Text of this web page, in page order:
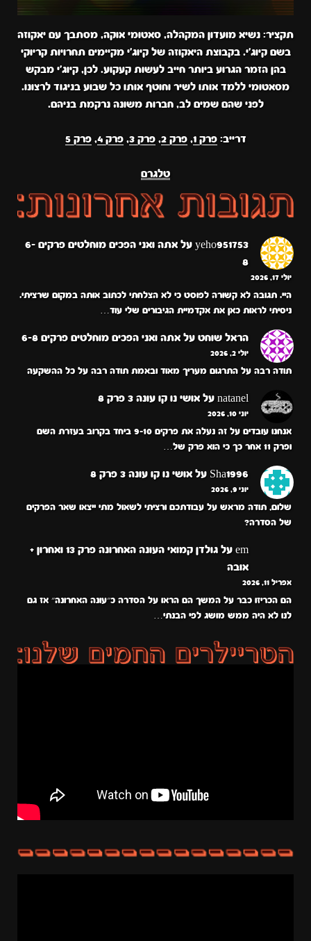
תקציר: נשיא מועדון המקהלה, סאטומי אוקה, מסתבך עם יאקוזה
בשם קיוג'י. בקבוצת היאקוזה של קיוג'י מקיימים תחרויות קריוקי
בהן הזמר הגרוע ביותר חייב לעשות קעקוע. לכן, קיוג'י מבקש
מסאטומי ללמד אותו לשיר וחוטף אותו כל שבוע בניגוד לרצונו.
לפני שהם שמים לב, חברות משונה נרקמת בניהם.
דרייב:פרק 1 ,פרק 2 ,פרק 3 ,פרק 4 ,פרק 5
טלגרם
yeho951753 על
אתה ואני הפכים מוחלטים פרקים 6-
8
יולי 17, 2026
היי. תגובה לא קשורה לפוסט כי לא הצלחתי לכתוב אותה במקום שרציתי.
ניסיתי לראות כאן את אקדמיית הגיבורים שלי עוד…
הראל שוחט על אתה ואני הפכים מוחלטים פרקים 6-8
יולי 2, 2026
תודה רבה על התרגום מעריך מאוד ובאמת תודה רבה על כל ההשקעה
natanel על אושי נו קו עונה 3 פרק 8
יוני 10, 2026
אנחנו עובדים על זה נעלה את פרקים 9-10 ביחד בקרוב בעזרת השם
ופרק 11 אחר כך כי הוא פרק של…
Sha1996 על אושי נו קו עונה 3 פרק 8
יוני 9, 2026
שלום, תודה מראש על עבודתכם ורציתי לשאול מתי ייצאו שאר הפרקים
של הסדרה?
em על
גולדן קמואי העונה האחרונה פרק 13 ואחרון +
אובה
אפריל 11, 2026
הם הכריזו כבר על המשך הם הראו על הסדרה כ״עונה האחרונה״ אז גם
לנו לא היה ממש מושג לפי הבנתי…